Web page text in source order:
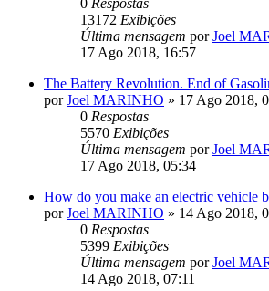
13172 Exibições
Última mensagem porJoel
17 Ago 2018, 16:57
The Battery Revolution. End of
porJoel MARINHO » 17 Ago 2018,
0 Respostas
5570 Exibições
Última mensagem porJoel
17 Ago 2018, 05:34
How do you make an electric vehicle
porJoel MARINHO » 14 Ago 2018,
0 Respostas
5399 Exibições
Última mensagem porJoel
14 Ago 2018, 07:11